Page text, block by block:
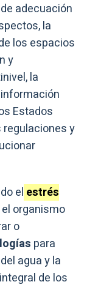
adecuación
la
los espacios
y
la
Estados
y
el estrés
el organismo
o
para
agua y la
de los